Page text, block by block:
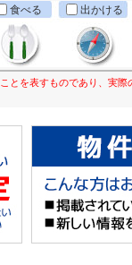
食べる 出かける
とを表すものであり、実